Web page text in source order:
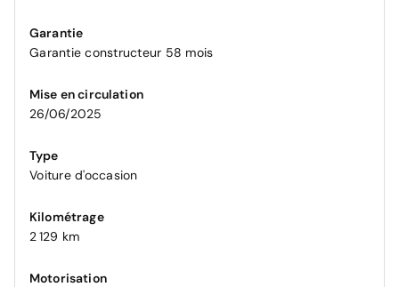
Garantie
Garantie constructeur 58 mois
Mise en circulation
26/06/2025
Type
Voiture d'occasion
Kilométrage
2 129 km
Motorisation